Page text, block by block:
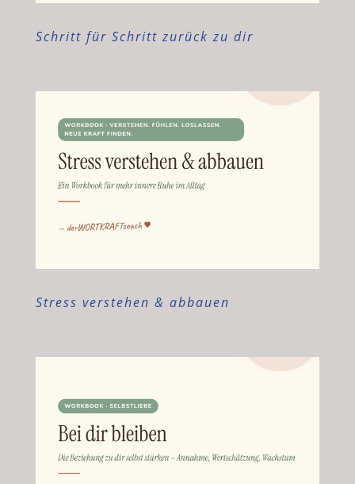
Schritt für Schritt zurück zu dir
Stress verstehen & abbauen